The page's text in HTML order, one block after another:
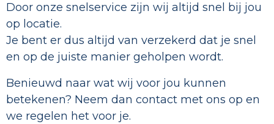
Door onze snelservice zijn wij altijd snel bij jou
op locatie.
Je bent er dus altijd van verzekerd dat je snel
en op de juiste manier geholpen wordt.
Benieuwd naar wat wij voor jou kunnen
betekenen? Neem dan contact met ons op en
we regelen het voor je.